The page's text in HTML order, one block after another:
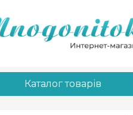
Каталог товарів